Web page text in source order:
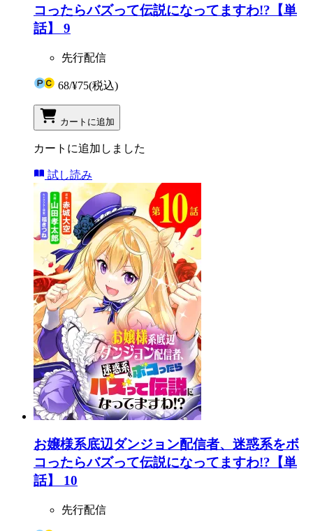
コったらバズって伝説になってますわ!?【単
話】 9
先行配信
68/¥75(税込)
カートに追加
カートに追加しました
試し読み
お嬢様系底辺ダンジョン配信者、迷惑系をボ
コったらバズって伝説になってますわ!?【単
話】 10
先行配信